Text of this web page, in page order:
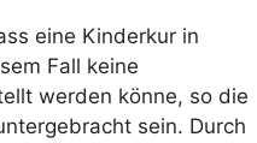
eine Kinderkur in
Fall keine
werden könne, so die
sein. Durch